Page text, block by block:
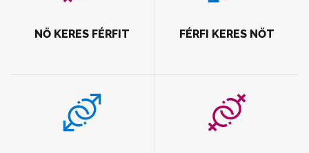
NŐ KERES FÉRFIT FÉRFI KERES NŐT